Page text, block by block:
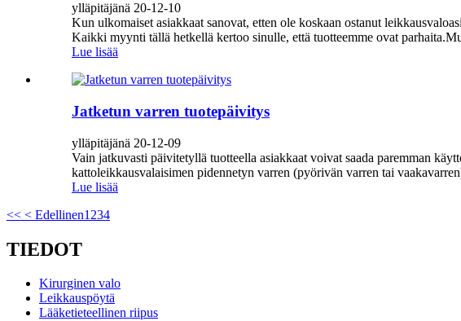
ylläpitäjänä 20-12-10
Kun ulkomaiset asiakkaat sanovat, etten ole koskaan ostanut
Kaikki myynti tällä hetkellä kertoo sinulle, että tuotteemme ovat
Lue lisää
Jatketun varren tuotepäivitys
ylläpitäjänä 20-12-09
Vain jatkuvasti päivitetyllä tuotteella asiakkaat voivat saada paremman
kattoleikkausvalaisimen pidennetyn varren (pyörivän varren tai
Lue lisää
<< < Edellinen1 234
TIEDOT
Kirurginen valo
Leikkauspöytä
Lääketieteellinen riipus